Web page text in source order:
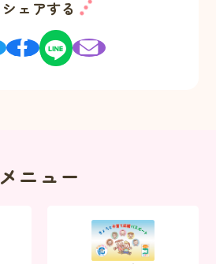
シェアする
メニュー